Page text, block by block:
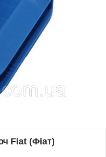
Fiat (Фіат)